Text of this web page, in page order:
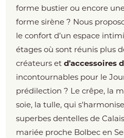
forme bustier ou encore
forme sirène ? Nous
le confort d’un espace
étages où sont réunis plus
créateurs etd'accessoires
incontournables pour le
prédilection ? Le crêpe, la
soie, la tulle, qui
superbes dentelles de
mariée proche Bolbec en